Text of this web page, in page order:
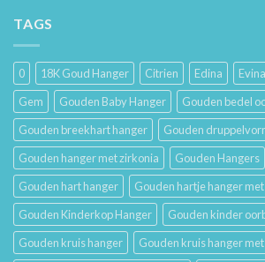
Hun
Betekenis
TAGS
0 18K Goud Hanger Citrien Edina Evina
Gem
Gouden Baby Hanger
Gouden bedel
Gouden breekhart hanger
Gouden
Gouden hanger met zirkonia
Gouden Hangers
Gouden hart hanger
Gouden hartje hanger
Gouden Kinderkop Hanger
Gouden kinder
Gouden kruis hanger
Gouden kruis hanger met